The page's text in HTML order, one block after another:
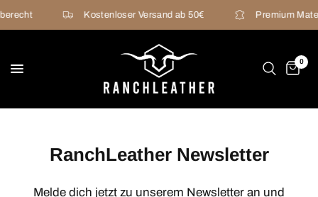
Kostenloser Versand ab 50€ Premium
0
RanchLeather Newsletter
Melde dich jetzt zu unserem Newsletter an und